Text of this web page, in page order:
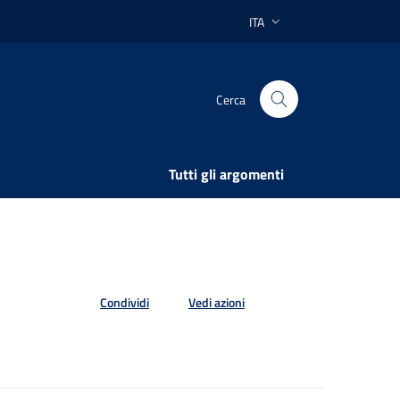
Lingua attiva:
ITA
Cerca
Tutti gli argomenti
Condividi Vedi azioni